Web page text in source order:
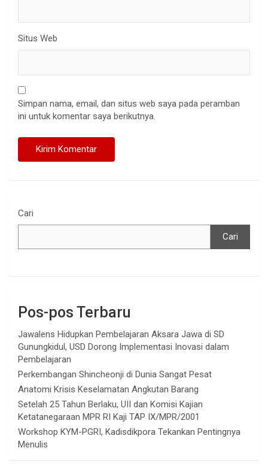
Situs Web
Simpan nama, email, dan situs web saya pada peramban
ini untuk komentar saya berikutnya.
Cari
Cari
Pos-pos Terbaru
Jawalens Hidupkan Pembelajaran Aksara Jawa di SD
Gunungkidul, USD Dorong Implementasi Inovasi dalam
Pembelajaran
Perkembangan Shincheonji di Dunia Sangat Pesat
Anatomi Krisis Keselamatan Angkutan Barang
Setelah 25 Tahun Berlaku, UII dan Komisi Kajian
Ketatanegaraan MPR RI Kaji TAP IX/MPR/2001
Workshop KYM-PGRI, Kadisdikpora Tekankan Pentingnya
Menulis